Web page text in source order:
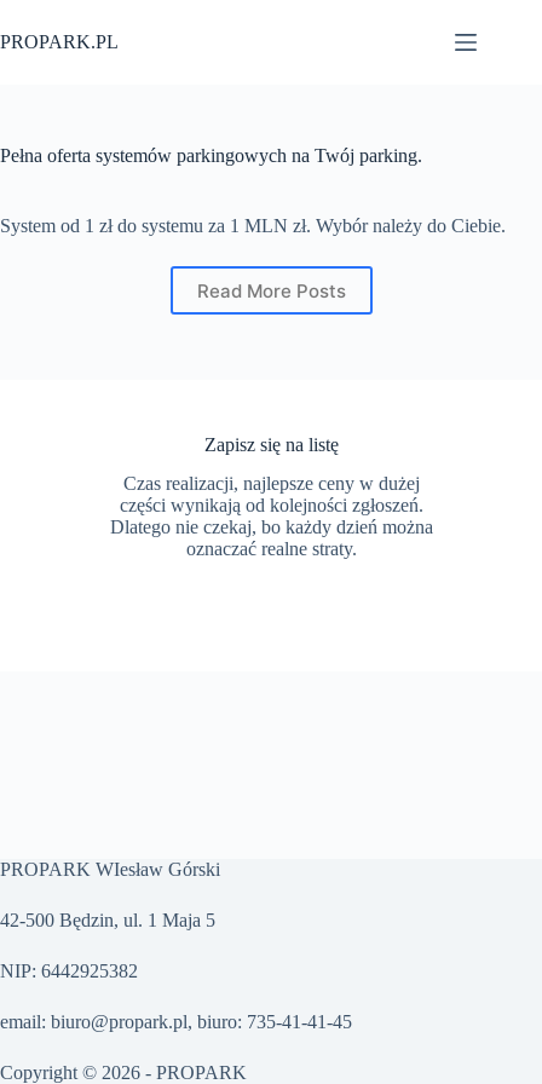
do
treści
PROPARK.PL
Pełna oferta systemów parkingowych na Twój parking.
System od 1 zł do systemu za 1 MLN zł. Wybór należy do Ciebie.
Read More Posts
Zapisz się na listę
Czas realizacji, najlepsze ceny w dużej
części wynikają od kolejności zgłoszeń.
Dlatego nie czekaj, bo każdy dzień można
oznaczać realne straty.
PROPARK WIesław Górski
42-500 Będzin, ul. 1 Maja 5
NIP: 6442925382
email: biuro@propark.pl, biuro: 735-41-41-45
Copyright © 2026 - PROPARK